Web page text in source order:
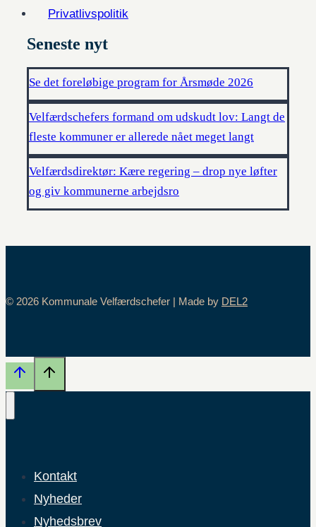
Privatlivspolitik
Seneste nyt
Se det foreløbige program for Årsmøde 2026
Velfærdschefers formand om udskudt lov: Langt de
fleste kommuner er allerede nået meget langt
Velfærdsdirektør: Kære regering – drop nye løfter
og giv kommunerne arbejdsro
© 2026 Kommunale Velfærdschefer | Made by DEL2
Kontakt
Nyheder
Nyhedsbrev